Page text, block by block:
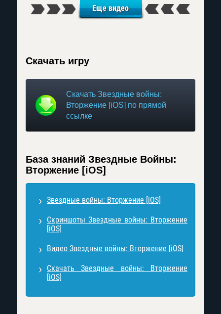
Еще видео
Скачать игру
Скачать Звездные войны:
Вторжение [iOS] по прямой
ссылке
База знаний Звездные Войны:
Вторжение [iOS]
Звездные войны: Вторжение [iOS]
Скриншоты Звездные войны: Вторжение
[iOS]
Видео Звездные войны: Вторжение [iOS]
Скачать Звездные войны: Вторжение
[iOS]